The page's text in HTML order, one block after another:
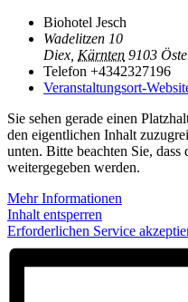
Biohotel Jesch
Wadelitzen 10
Diex Kärnten 9103
Telefon +4342327196
Veranstaltungsort-
Sie sehen gerade einen
den eigentlichen Inhalt
unten. Bitte beachten Sie,
weitergegeben werden.
Mehr Informationen
Inhalt entsperren
Erforderlichen Service